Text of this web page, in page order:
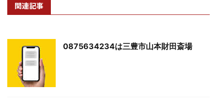
関連記事
0875634234は三豊市山本財田斎場